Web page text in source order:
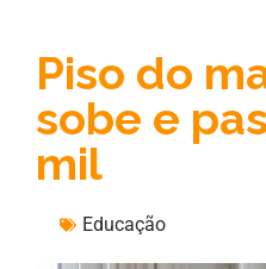
Piso do
sobe e
mil
Educação